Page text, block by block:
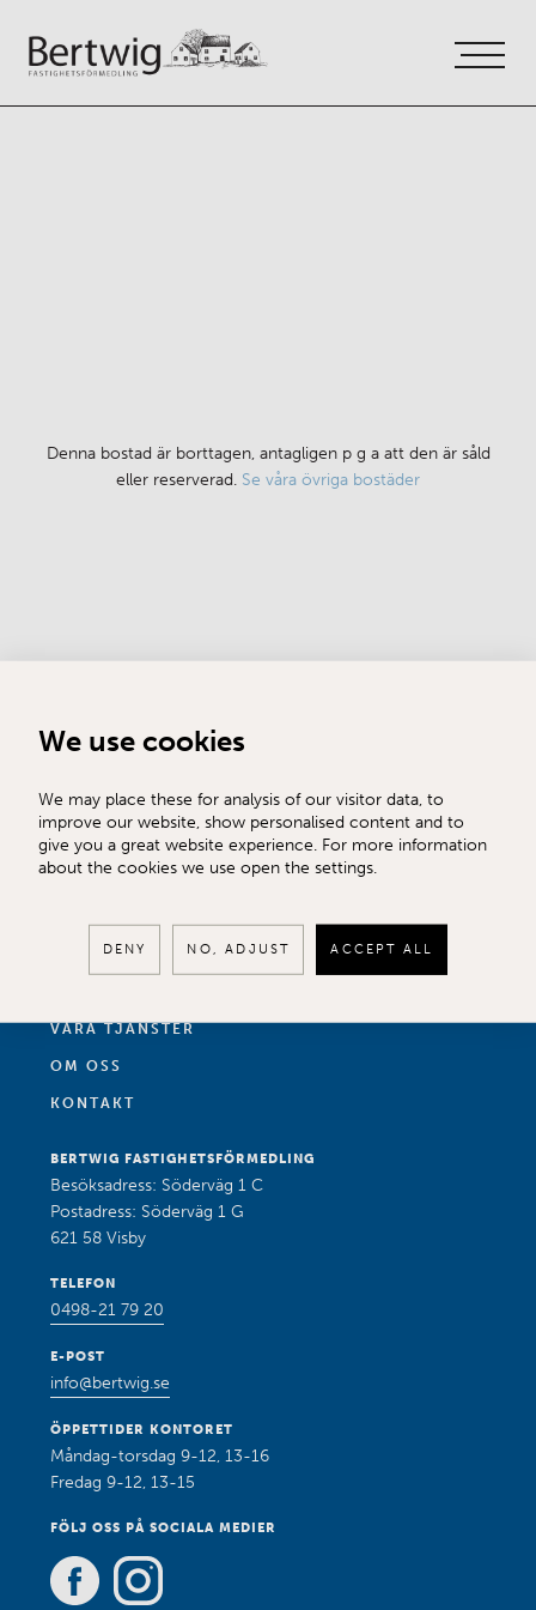
VÅRA TJÄNSTER
Denna bostad är borttagen, antagligen p g a att den är såld
eller reserverad. Se våra övriga bostäder
SÄLJA
VÅRA TJÄNSTER
OM OSS
KONTAKT
BERTWIG FASTIGHETSFÖRMEDLING
Besöksadress: Söderväg 1 C
Postadress: Söderväg 1 G
621 58 Visby
TELEFON
0498-21 79 20
E-POST
info@bertwig.se
ÖPPETTIDER KONTORET
Måndag-torsdag 9-12, 13-16
Fredag 9-12, 13-15
FÖLJ OSS PÅ SOCIALA MEDIER
We use cookies
We may place these for analysis of our visitor data, to
improve our website, show personalised content and to
give you a great website experience. For more information
about the cookies we use open the settings.
DENY NO, ADJUST ACCEPT ALL